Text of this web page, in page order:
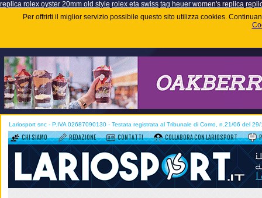
replica rolex oyster 20mm old style rolex eta swiss tag heuer women's replica
Per offrirti il miglior servizio possibile questo sito utilizza cookies.
Lariosport snc - P.IVA 02687090130 - Testata registrata al Tribunale di Como, n.21/06 del
CHI SIAMO REDAZIONE CONTATTI COLLABORA CON LARIOSPORT